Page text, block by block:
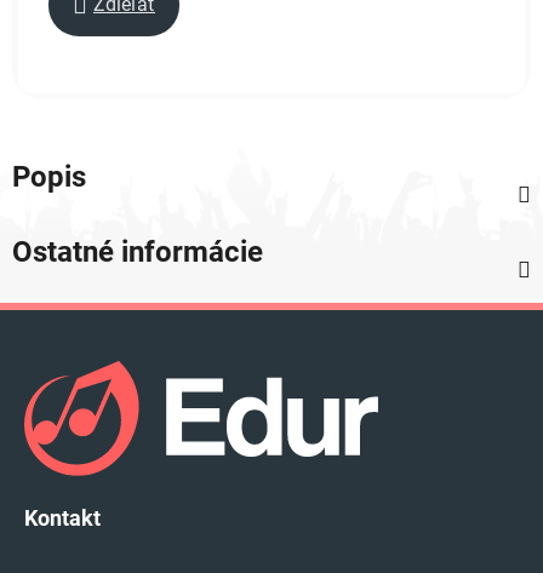
Popis
Ostatné informácie
Kontakt